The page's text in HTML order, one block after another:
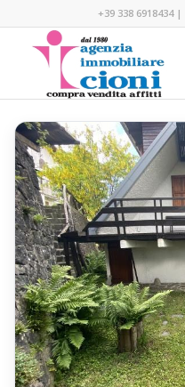
+39 338 6918434|